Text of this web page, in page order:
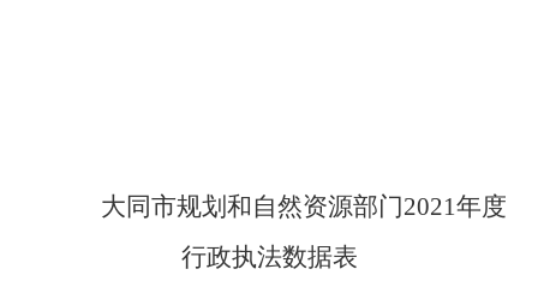
大同市规划和自然资源部门2021年度
行政执法数据表